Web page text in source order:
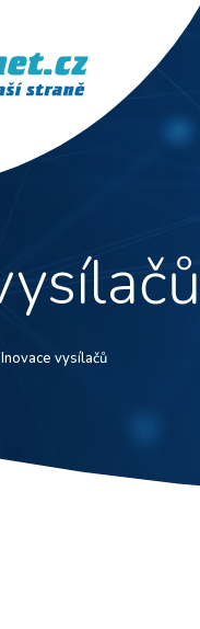
Inovace vysílačů